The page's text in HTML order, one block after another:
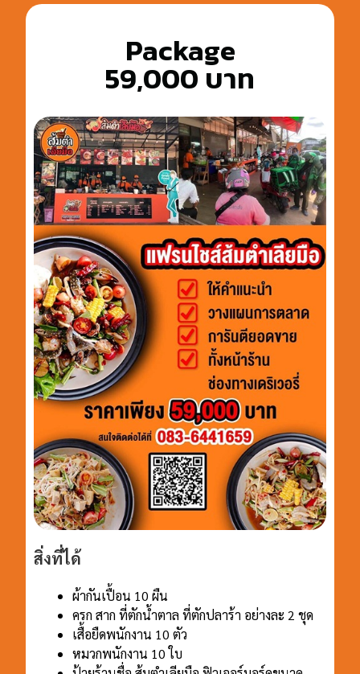
Package
59,000 บาท
สิ่งที่ได้
ผ้ากันเปื้อน 10 ผืน
ครก สาก ที่ตักน้ำตาล ที่ตักปลาร้า อย่างละ 2 ชุด
เสื้อยืดพนักงาน 10 ตัว
หมวกพนักงาน 10 ใบ